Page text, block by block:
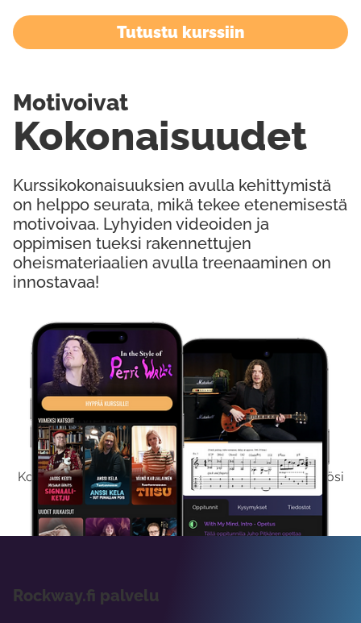
Kokeile Ilmaiseksi
Kokeilemalla ilmaiseksi saat koko sisältömme käyttöösi
viikon ajaksi.
Tutustu kurssiin
Kurssikokonaisuuksien avulla kehittymistä
on helppo seurata, mikä tekee etenemisestä
motivoivaa. Lyhyiden videoiden ja
oppimisen tueksi rakennettujen
oheismateriaalien avulla treenaaminen on
innostavaa!
Kokonaisuudet
Motivoivat
Rockway.fi palvelu